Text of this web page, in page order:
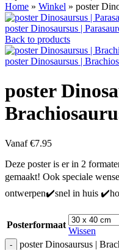
Home » Winkel » poster
poster Dinosaursus |
Back to products
poster Dinosaursus |
poster
Vanaf €7.95
Deze poster is er in 2
gemaakt! Ook speciale
ontwerpen✔️snel in huis
Posterformaat
Wissen
poster Dinosaursus |